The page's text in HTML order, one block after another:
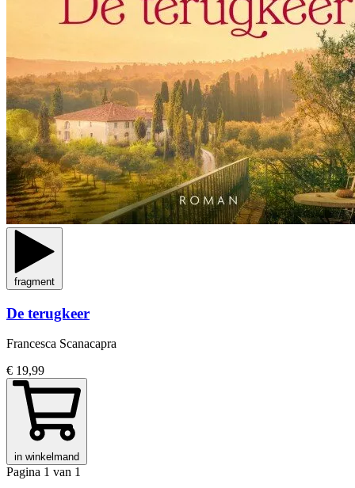
fragment
De terugkeer
Francesca Scanacapra
€ 19,99
in winkelmand
Pagina 1 van 1